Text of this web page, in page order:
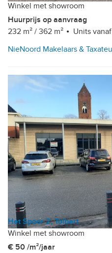
Winkel met showroom
Huurprijs op aanvraag
232 m² / 362 m²
Units
NieNoord Makelaars &
Het Spoor 2, Tolbert
Winkel met showroom
€ 50 /m²/jaar